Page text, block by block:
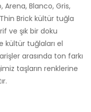
Blanco, Gris,
Brick kültür tuğla
ve şık bir doku
kültür tuğlaları el
arasında ton farkı
taşların renklerine